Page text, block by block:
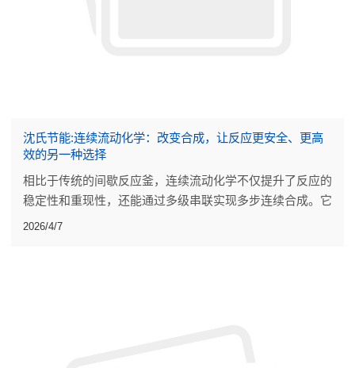
沈氏节能:连续流动化学：改变合成，让反应更安全、更高
效的另一种选择
相比于传统的间歇反应釜，连续流动化学不仅提升了反应的
稳定性和重现性，还能通过多级串联实现多步连续合成。它
减少了人工干预，也让一些传统工艺难以实现的化学路径成
2026/4/7